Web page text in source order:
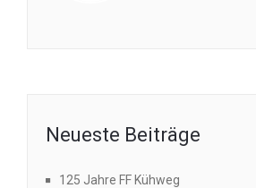
Neueste Beiträge
125 Jahre FF Kühweg